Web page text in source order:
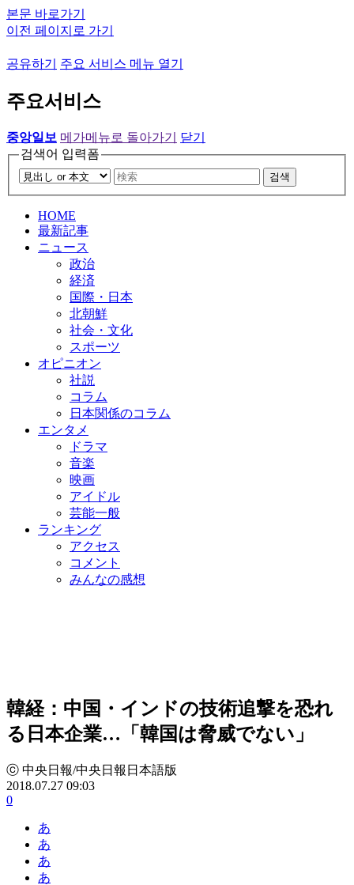
본문 바로가기
이전 페이지로 가기
공유하기 주요 서비스 메뉴 열기
주요서비스
중앙일보 메가메뉴로 돌아가기
닫기
검색어 입력폼
검색
HOME
最新記事
ニュース
政治
経済
国際・日本
北朝鮮
社会・文化
スポーツ
オピニオン
社説
コラム
日本関係のコラム
エンタメ
ドラマ
音楽
映画
アイドル
芸能一般
ランキング
アクセス
コメント
みんなの感想
韓経：中国・インドの技術追撃を恐れ
る日本企業…「韓国は脅威でない」
ⓒ 中央日報/中央日報日本語版
2018.07.27 09:03
0
あ
あ
あ
あ